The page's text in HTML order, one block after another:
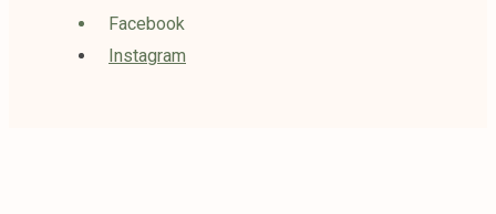
Facebook
Instagram